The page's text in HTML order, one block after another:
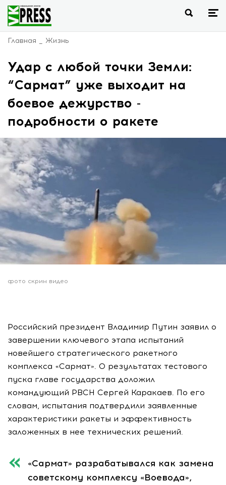
Главная Жизнь
Удар с любой точки Земли:
“Сармат” уже выходит на
боевое дежурство -
подробности о ракете
фото скрин видео
Российский президент Владимир Путин заявил о
завершении ключевого этапа испытаний
новейшего стратегического ракетного
комплекса «Сармат». О результатах тестового
пуска главе государства доложил
командующий РВСН Сергей Каракаев. По его
словам, испытания подтвердили заявленные
характеристики ракеты и эффективность
заложенных в нее технических решений.
«Сармат» разрабатывался как замена
советскому комплексу «Воевода»,